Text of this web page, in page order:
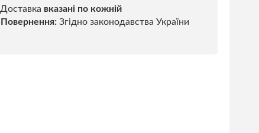
Доставка вказані по кожній
Повернення: Згідно законодавства України